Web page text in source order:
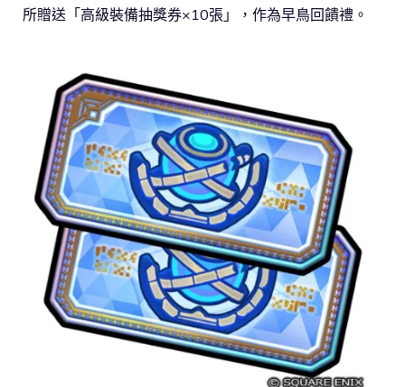
所贈送「高級裝備抽獎券×10張」，作為早鳥回饋禮。